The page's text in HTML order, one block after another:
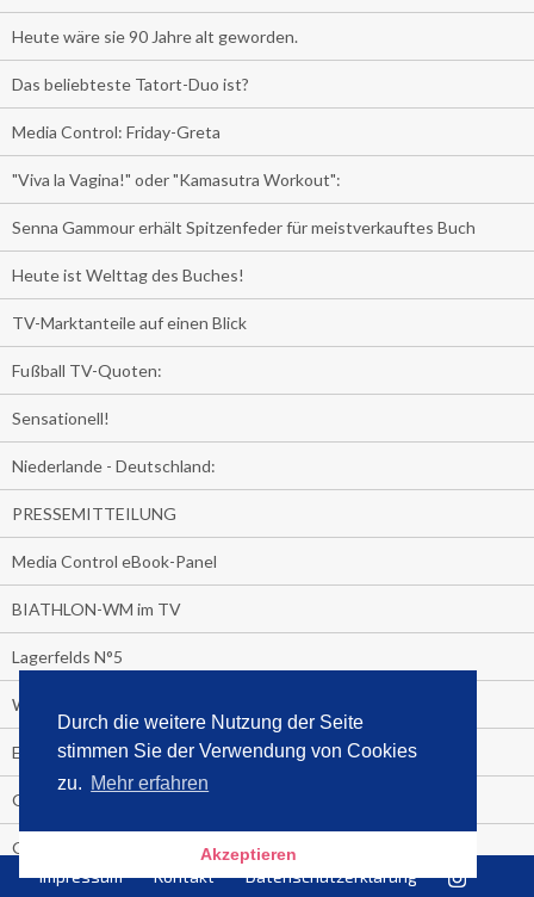
Durch die weitere Nutzung der Seite
stimmen Sie der Verwendung von Cookies
zu. Mehr erfahren
Akzeptieren
Heute wäre sie 90 Jahre alt geworden.
Das beliebteste Tatort-Duo ist?
Media Control: Friday-Greta
"Viva la Vagina!" oder "Kamasutra Workout":
Senna Gammour erhält Spitzenfeder für meistverkauftes Buch
Heute ist Welttag des Buches!
TV-Marktanteile auf einen Blick
Fußball TV-Quoten:
Sensationell!
Niederlande - Deutschland:
PRESSEMITTEILUNG
Media Control eBook-Panel
BIATHLON-WM im TV
Lagerfelds N°5
Wer schaut täglich fast sieben Stunden Fernsehen?
Es Pilchert allerorten
Geheime Promi-Bücher-Bestenliste
Gratis-E-Book-Aktionen
Impressum Kontakt Datenschutzerklärung